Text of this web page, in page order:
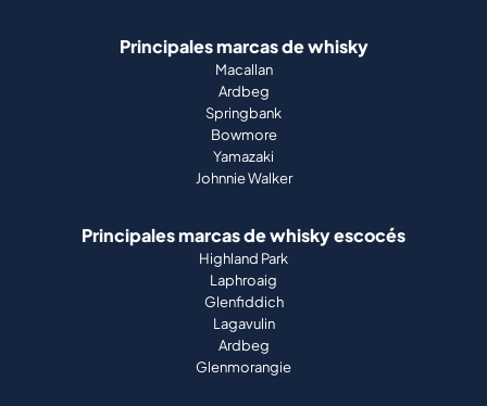
Principales marcas de whisky
Macallan
Ardbeg
Springbank
Bowmore
Yamazaki
Johnnie Walker
Principales marcas de whisky escocés
Highland Park
Laphroaig
Glenfiddich
Lagavulin
Ardbeg
Glenmorangie